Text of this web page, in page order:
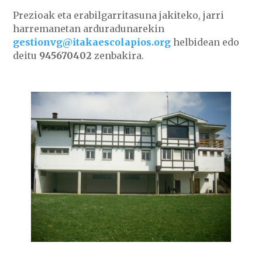
Prezioak eta erabilgarritasuna jakiteko, jarri
harremanetan arduradunarekin
gestionvg@itakaescolapios.org helbidean edo
deitu 945670402 zenbakira.